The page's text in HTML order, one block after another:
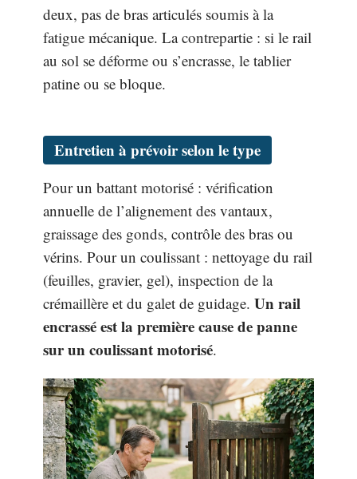
deux, pas de bras articulés soumis à la
fatigue mécanique. La contrepartie : si le rail
au sol se déforme ou s’encrasse, le tablier
patine ou se bloque.
Entretien à prévoir selon le type
Pour un battant motorisé : vérification
annuelle de l’alignement des vantaux,
graissage des gonds, contrôle des bras ou
vérins. Pour un coulissant : nettoyage du rail
(feuilles, gravier, gel), inspection de la
crémaillère et du galet de guidage. Un rail
encrassé est la première cause de panne
sur un coulissant motorisé.